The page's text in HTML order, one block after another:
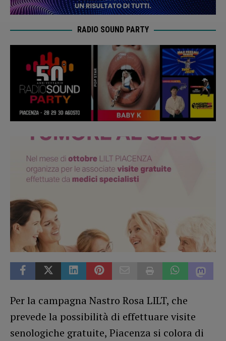
RADIO SOUND PARTY
Per la campagna Nastro Rosa LILT, che
prevede la possibilità di effettuare visite
senologiche gratuite, Piacenza si colora di